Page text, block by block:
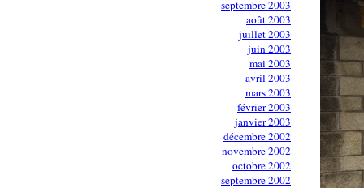
septembre 2003
août 2003
juillet 2003
juin 2003
mai 2003
avril 2003
mars 2003
février 2003
janvier 2003
décembre 2002
novembre 2002
octobre 2002
septembre 2002